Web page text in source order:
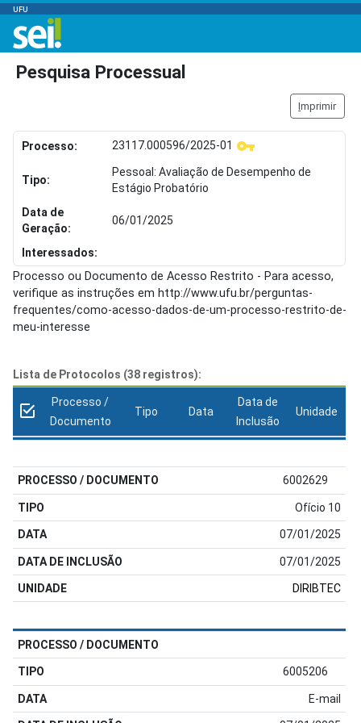
UFU
Pesquisa Processual
Imprimir
Processo: 23117.000596/2025-01
Tipo:
Pessoal: Avaliação de Desempenho de
Estágio Probatório
Data de
Geração:
06/01/2025
Interessados:
Processo ou Documento de Acesso Restrito - Para acesso,
verifique as instruções em http://www.ufu.br/perguntas-
frequentes/como-acesso-dados-de-um-processo-restrito-de-
meu-interesse
Lista de Protocolos (38 registros):
Processo /
Documento
Tipo Data
Data de
Inclusão
Unidade
6002629
Ofício 10
07/01/2025
07/01/2025
DIRIBTEC
6005206
E-mail